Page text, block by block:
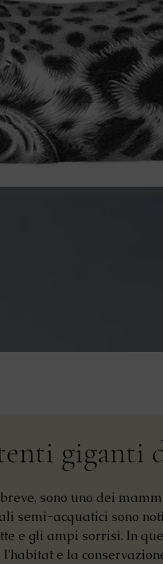
giganti
sono uno dei
semi-acquatici sono
e gli ampi sorrisi. In
e la